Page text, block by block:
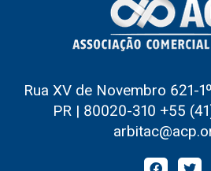
Rua XV de Novembro 621-
PR | 80020-310 +55